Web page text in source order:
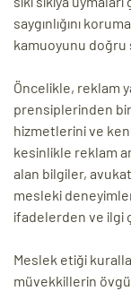
saygınlığını
kamuoyunu doğru
Öncelikle, reklam
prensiplerinden
hizmetlerini ve
kesinlikle reklam
alan bilgiler,
mesleki
ifadelerden ve ilgi
Meslek etiği
müvekkillerin